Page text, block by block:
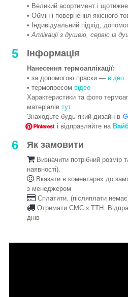
• Великий асортимент і
• Обмін і повернення якісного
• Індивідуальний підхід,
•Аплікації з душею, сервіс із
5 Інформація
Нанесення термоаплікації:
• за допомогою праски — відео
• термопресом відео
Характеристики та фото
матеріалів тут
Знаходьте будь-який дизайн в
і відправляйте на
6 Як замовити
Визначити потрібний розмір
наявності).
Вказати в коментарях до
з менеджером
Сплатити. (післяплати
Отримати СМС з ТТН.
днів